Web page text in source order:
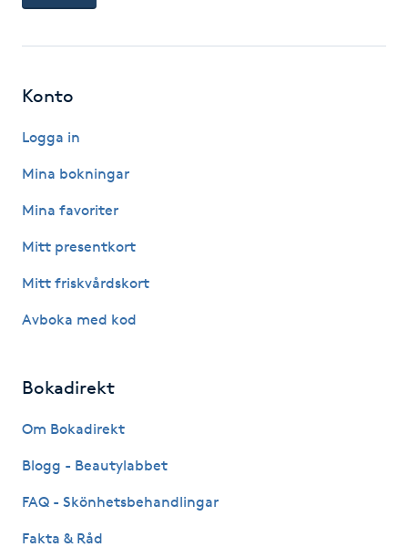
Gellack med förstärkning
Gua Sha-massage
H
Hatha Yoga
Healing
Herrklippning
Hollywood Peel
Konto
Logga in
Mina bokningar
Mina favoriter
Mitt presentkort
Mitt friskvårdskort
Avboka med kod
Bokadirekt
Om Bokadirekt
Blogg - Beautylabbet
FAQ - Skönhetsbehandlingar
Fakta & Råd